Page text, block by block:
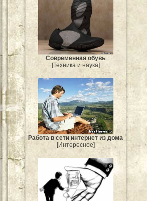
Современная обувь
[Техника и наука]
Работа в сети интернет из дома
[Интересное]